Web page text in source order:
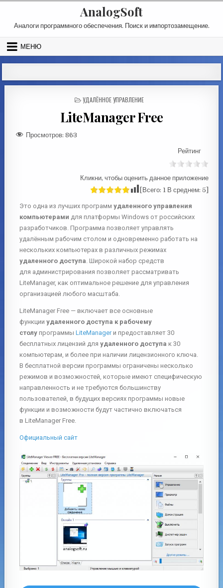
AnalogSoft
Аналоги программного обеспечения. Поиск и импортозамещение.
МЕНЮ
УДАЛЁННОЕ УПРАВЛЕНИЕ
LiteManager Free
Просмотров: 863
Рейтинг
Кликни, чтобы оценить данное приложение
[Всего: 1В среднем: 5
Это одна из лучших программудаленного управления
компьютерами для платформы Windows от российских
разработчиков. Программа позволяет управлять
удалённым рабочим столом и одновременно работать на
нескольких компьютерах в различных режимах
удаленного доступа. Широкой набор средств
для администрирования позволяет рассматривать
LiteManager, как оптимальное решение для управления
организацией любого масштаба.
LiteManager Free — включает все основные
функцииудаленного доступа к рабочему
столу программыLiteManagerи предоставляет 30
бесплатных лицензий дляудаленного доступа к 30
компьютерам, и более при наличии лицензионного ключа.
В бесплатной версии программы ограничены несколько
режимов и возможностей, которые имеют специфическую
направленность и не требуются большинству
пользователей, в будущих версиях программы новые
функции и возможности будут частично включаться
в LiteManager Free.
Официальный сайт